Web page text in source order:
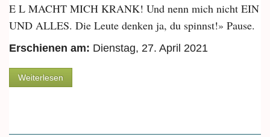
E L MACHT MICH KRANK! Und nenn mich nicht EIN
UND ALLES. Die Leute denken ja, du spinnst!» Pause.
Erschienen am: Dienstag, 27. April 2021
Weiterlesen